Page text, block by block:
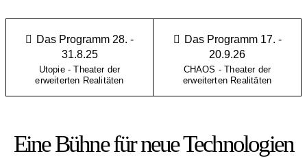
Das Programm 28. -
31.8.25
Utopie - Theater der
erweiterten Realitäten
Das Programm 17. -
20.9.26
CHAOS - Theater der
erweiterten Realitäten
Eine Bühne für neue Technologien